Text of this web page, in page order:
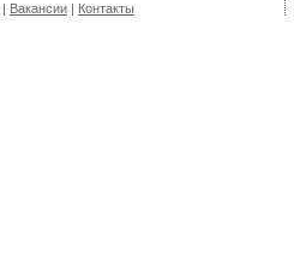
| Вакансии | Контакты